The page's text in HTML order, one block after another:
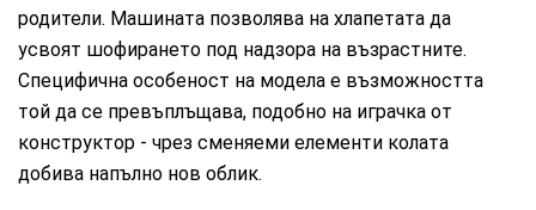
родители. Машината позволява на хлапетата да
усвоят шофирането под надзора на възрастните.
Специфична особеност на модела е възможността
той да се превъплъщава, подобно на играчка от
конструктор - чрез сменяеми елементи колата
добива напълно нов облик.